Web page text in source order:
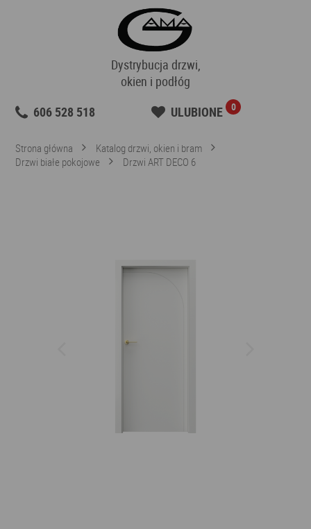
Dystrybucja drzwi,
okien i podłóg
606 528 518
ULUBIONE 0
Strona główna
Katalog drzwi, okien i bram
Drzwi białe pokojowe
Drzwi ART DECO 6